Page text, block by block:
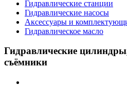
Гидравлические станции
Гидравлические насосы
Аксессуары и
Гидравлическое масло
Гидравлические
съёмники